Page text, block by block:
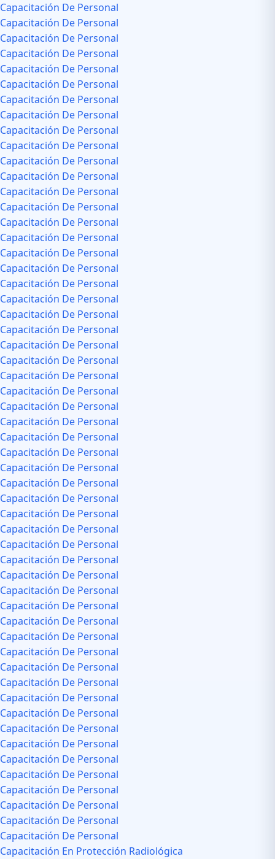
Capacitación De Personal
Capacitación De Personal
Capacitación De Personal
Capacitación De Personal
Capacitación De Personal
Capacitación De Personal
Capacitación De Personal
Capacitación De Personal
Capacitación De Personal
Capacitación De Personal
Capacitación De Personal
Capacitación De Personal
Capacitación De Personal
Capacitación De Personal
Capacitación De Personal
Capacitación De Personal
Capacitación De Personal
Capacitación De Personal
Capacitación De Personal
Capacitación De Personal
Capacitación De Personal
Capacitación De Personal
Capacitación De Personal
Capacitación De Personal
Capacitación De Personal
Capacitación De Personal
Capacitación De Personal
Capacitación De Personal
Capacitación De Personal
Capacitación De Personal
Capacitación De Personal
Capacitación De Personal
Capacitación De Personal
Capacitación De Personal
Capacitación De Personal
Capacitación De Personal
Capacitación De Personal
Capacitación De Personal
Capacitación De Personal
Capacitación De Personal
Capacitación De Personal
Capacitación De Personal
Capacitación De Personal
Capacitación De Personal
Capacitación De Personal
Capacitación De Personal
Capacitación De Personal
Capacitación De Personal
Capacitación De Personal
Capacitación De Personal
Capacitación De Personal
Capacitación De Personal
Capacitación De Personal
Capacitación De Personal
Capacitación De Personal
Capacitación En Protección Radiológica